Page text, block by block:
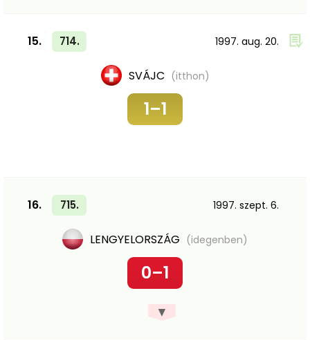
15. 714. 1997. aug. 20.
SVÁJC (itthon)
1–1
16. 715. 1997. szept. 6.
LENGYELORSZÁG (idegenben)
0–1
▼